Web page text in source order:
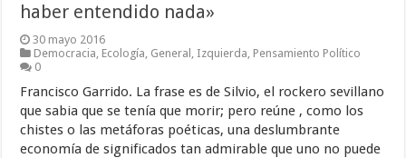
haber entendido nada»
30 mayo 2016
Democracia, Ecología, General , Izquierda, Pensamiento Político
0
Francisco Garrido. La frase es de Silvio, el rockero sevillano
que sabia que se tenía que morir; pero reúne , como los
chistes o las metáforas poéticas, una deslumbrante
economía de significados tan admirable que uno no puede